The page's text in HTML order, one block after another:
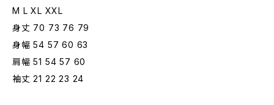
M L XL XXL
身丈 70 73 76 79
身幅 54 57 60 63
肩幅 51 54 57 60
袖丈 21 22 23 24